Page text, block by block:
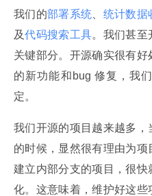
我们的部署系统 统计数据
及代码搜索工具。我们甚至
关键部分。开源确实很有
的新功能和bug 修复，我
定。
我们开源的项目越来越多
的时候，显然很有理由为
建立内部分支的项目，很
化。这意味着，维护好这